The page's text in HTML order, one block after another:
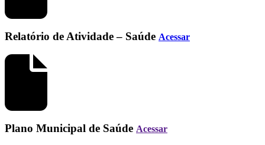
Relatório de Atividade – Saúde Acessar
Plano Municipal de Saúde Acessar